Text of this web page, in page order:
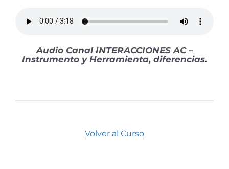
Audio Canal INTERACCIONES AC –
Instrumento y Herramienta, diferencias.
Volver al Curso